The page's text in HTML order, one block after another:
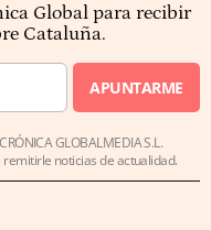
Global para recibir
Cataluña.
APUNTARME
GLOBALMEDIA S.L.
noticias de actualidad.